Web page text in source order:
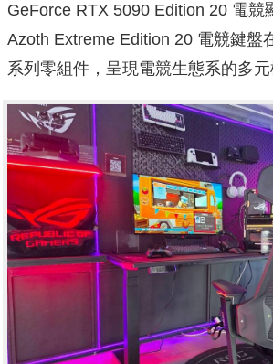
GeForce RTX 5090 Edition 20 電競
Azoth Extreme Edition 20 電競鍵盤
系列零組件，呈現電競生態系的多元